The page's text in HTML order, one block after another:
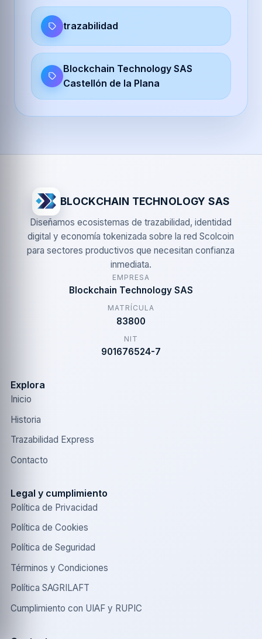
trazabilidad
Blockchain Technology SAS
Castellón de la Plana
BLOCKCHAIN TECHNOLOGY SAS
Diseñamos ecosistemas de trazabilidad, identidad
digital y economía tokenizada sobre la red Scolcoin
para sectores productivos que necesitan confianza
inmediata.
EMPRESA
Blockchain Technology SAS
MATRÍCULA
83800
NIT
901676524-7
Explora
Inicio
Historia
Trazabilidad Express
Contacto
Legal y cumplimiento
Política de Privacidad
Política de Cookies
Política de Seguridad
Términos y Condiciones
Política SAGRILAFT
Cumplimiento con UIAF y RUPIC